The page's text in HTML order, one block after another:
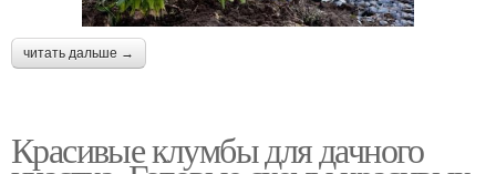
читать дальше →
Красивые клумбы для дачного